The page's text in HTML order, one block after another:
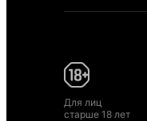
Для лиц
старше 18 лет